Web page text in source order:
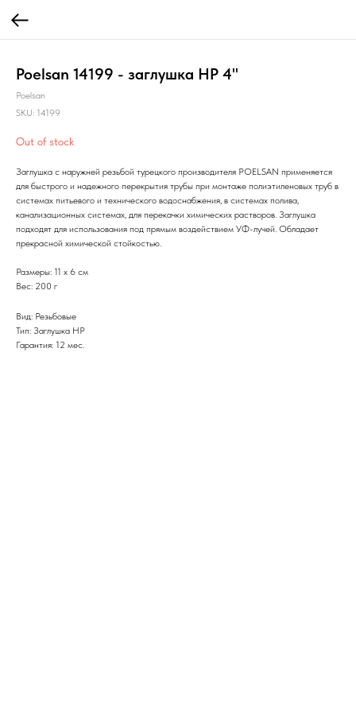
Poelsan 14199 - заглушка НР 4"
Poelsan
SKU: 14199
Out of stock
Заглушка с наружней резьбой турецкого производителя POELSAN применяется
для быстрого и надежного перекрытия трубы при монтаже полиэтиленовых труб в
системах питьевого и технического водоснабжения, в системах полива,
канализационных системах, для перекачки химических растворов. Заглушка
подходят для использования под прямым воздействием УФ-лучей. Обладает
прекрасной химической стойкостью.
Размеры: 11 х 6 см
Вес: 200 г
Вид: Резьбовые
Тип: Заглушка НР
Гарантия: 12 мес.